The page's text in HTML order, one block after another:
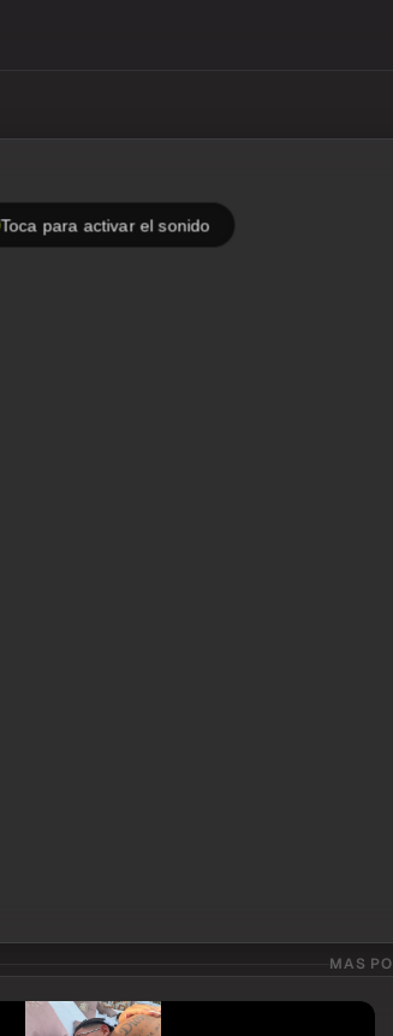
Toca para activar el sonido
MAS